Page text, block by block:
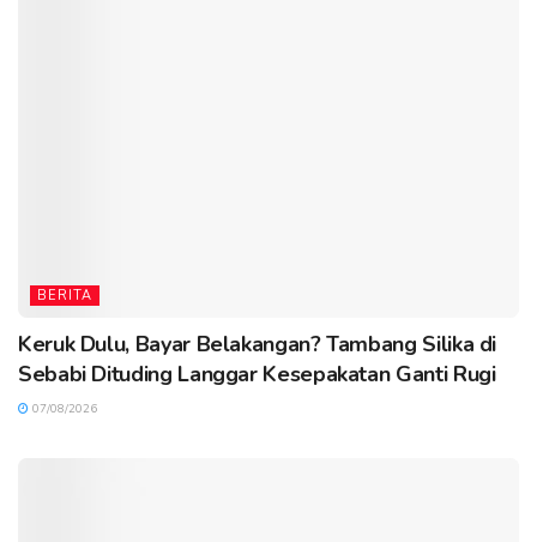
BERITA
Keruk Dulu, Bayar Belakangan? Tambang Silika di
Sebabi Dituding Langgar Kesepakatan Ganti Rugi
07/08/2026